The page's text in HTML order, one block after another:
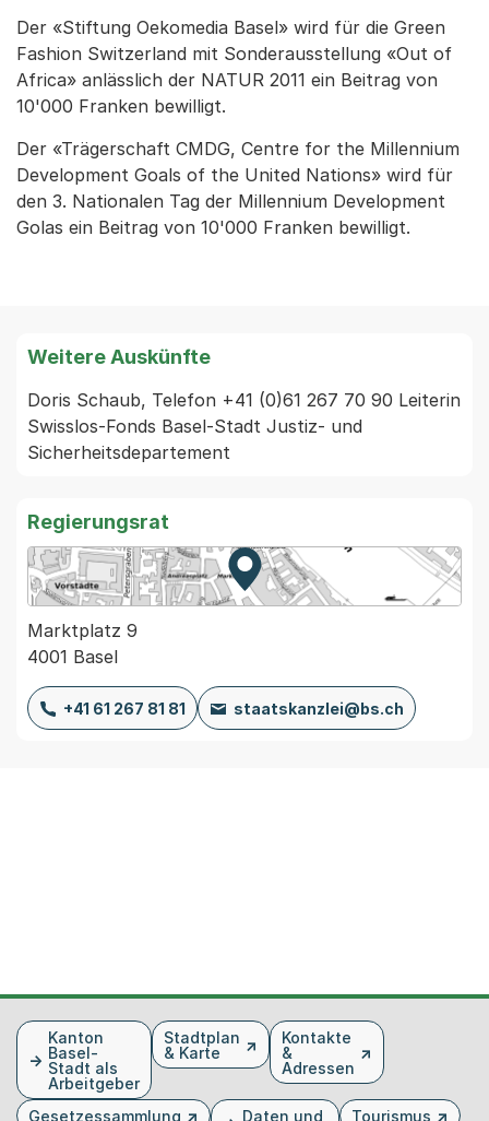
Der «Stiftung Oekomedia Basel» wird für die Green
Fashion Switzerland mit Sonderausstellung «Out of
Africa» anlässlich der NATUR 2011 ein Beitrag von
10'000 Franken bewilligt.
Der «Trägerschaft CMDG, Centre for the Millennium
Development Goals of the United Nations» wird für
den 3. Nationalen Tag der Millennium Development
Golas ein Beitrag von 10'000 Franken bewilligt.
Weitere Auskünfte
Doris Schaub, Telefon +41 (0)61 267 70 90 Leiterin
Swisslos-Fonds Basel-Stadt Justiz- und
Sicherheitsdepartement
Regierungsrat
Zur Karte von MapBS.
Externer Link, wird in einem
Marktplatz 9
4001 Basel
+41 61 267 81 81 staatskanzlei@bs.ch
FusszeileKanton
Basel-
Stadt als
Arbeitgeber
Stadtplan
& Karte
Kontakte
&
Adressen
Gesetzessammlung Daten und Tourismus